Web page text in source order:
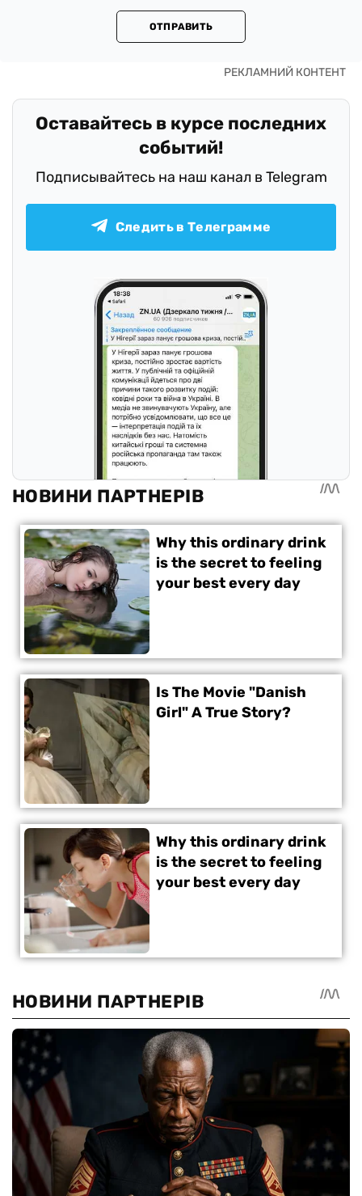
ОТПРАВИТЬ
Оставайтесь в курсе последних
событий!
Подписывайтесь на наш канал в Telegram
Следить в Телеграмме